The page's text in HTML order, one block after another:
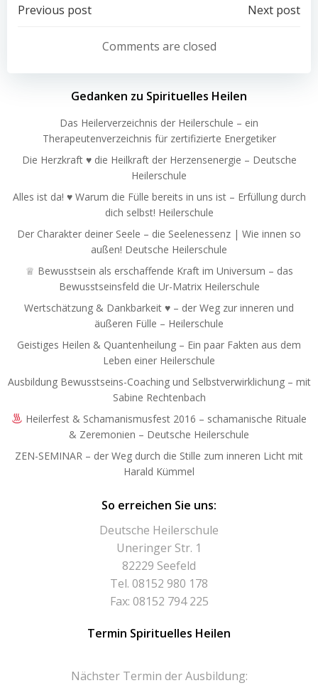
Post
navigation
Previous post
navigation
Next post
Comments are closed
Gedanken zu Spirituelles Heilen
Das Heilerverzeichnis der Heilerschule – ein
Therapeutenverzeichnis für zertifizierte Energetiker
Die Herzkraft ♥ die Heilkraft der Herzensenergie – Deutsche
Heilerschule
Alles ist da! ♥ Warum die Fülle bereits in uns ist – Erfüllung durch
dich selbst! Heilerschule
Der Charakter deiner Seele – die Seelenessenz | Wie innen so
außen! Deutsche Heilerschule
♕ Bewusstsein als erschaffende Kraft im Universum – das
Bewusstseinsfeld die Ur-Matrix Heilerschule
Wertschätzung & Dankbarkeit ♥ – der Weg zur inneren und
äußeren Fülle – Heilerschule
Geistiges Heilen & Quantenheilung – Ein paar Fakten aus dem
Leben einer Heilerschule
Ausbildung Bewusstseins-Coaching und Selbstverwirklichung – mit
Sabine Rechtenbach
Heilerfest & Schamanismusfest 2016 – schamanische Rituale
& Zeremonien – Deutsche Heilerschule
ZEN-SEMINAR – der Weg durch die Stille zum inneren Licht mit
Harald Kümmel
So erreichen Sie uns:
Deutsche Heilerschule
Uneringer Str. 1
82229 Seefeld
Tel. 08152 980 178
Fax: 08152 794 225
Termin Spirituelles Heilen
Nächster Termin der Ausbildung: